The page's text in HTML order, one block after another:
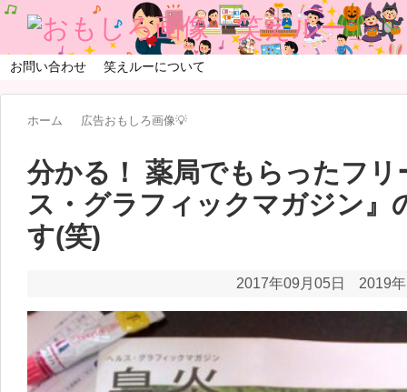
お問い合わせ 笑えルーについて
ホーム 広告おもしろ画像💡
分かる！ 薬局でもらったフリ
ス・グラフィックマガジン』
す(笑)
2017年09月05日 2019